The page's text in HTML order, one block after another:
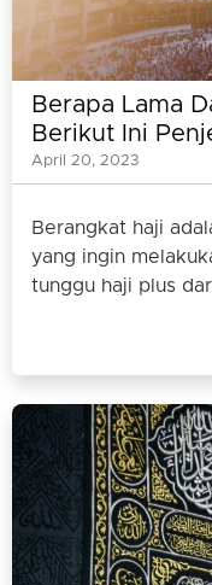
Berapa Lama
Berikut Ini
April 20, 2023
Berangkat haji
yang ingin
tunggu haji plus